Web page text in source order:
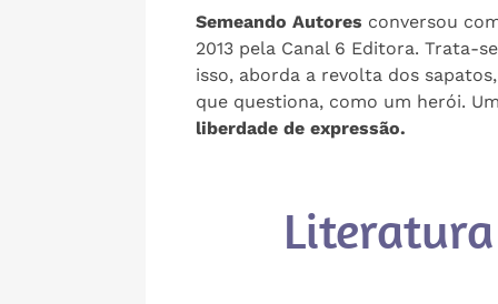
Semeando Autores conversou
2013 pela Canal 6 Editora. Trata-
isso, aborda a revolta dos
que questiona, como um herói.
liberdade de expressão.